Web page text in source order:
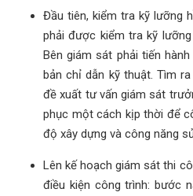
Đầu tiên, kiểm tra kỹ lưỡng
phải được kiểm tra kỹ
Bên giám sát phải tiến
bản chỉ dẫn kỹ thuật. Tìm
đề xuất tư vấn giám sát
phục một cách kịp thời để
độ xây dựng và công năng
Lên kế hoạch giám sát thi
điều kiện công trình: bước